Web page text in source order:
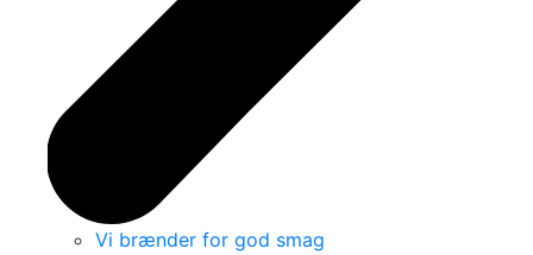
Vi brænder for god smag